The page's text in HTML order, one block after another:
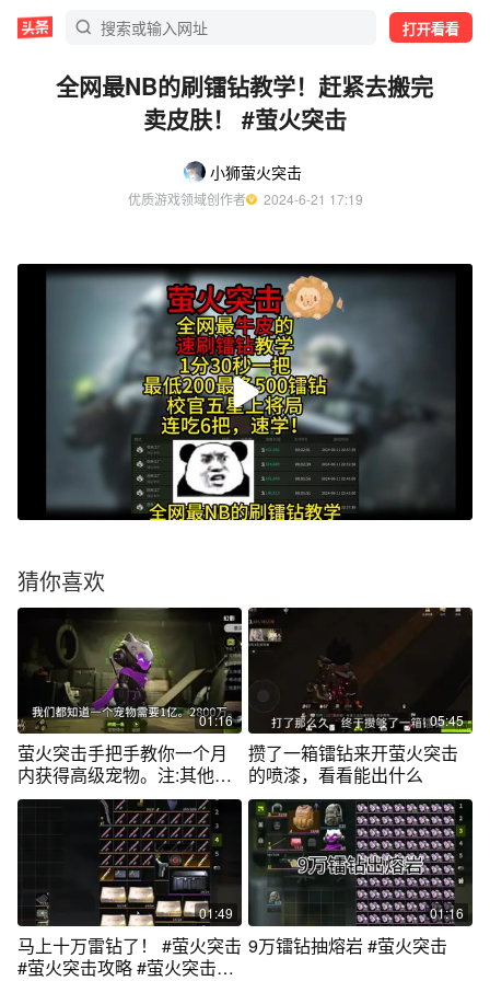
打开看看
全网最NB的刷镭钻教学！赶紧去搬完
卖皮肤！ #萤火突击
小狮萤火突击
优质游戏领域创作者
  2024-6-21 17:19
猜你喜欢
01:16
萤火突击手把手教你一个月
内获得高级宠物。注:其他的
改变会失效
05:45
攒了一箱镭钻来开萤火突击
的喷漆，看看能出什么
01:49
马上十万雷钻了！ #萤火突击
#萤火突击攻略 #萤火突击出
01:16
9万镭钻抽熔岩 #萤火突击